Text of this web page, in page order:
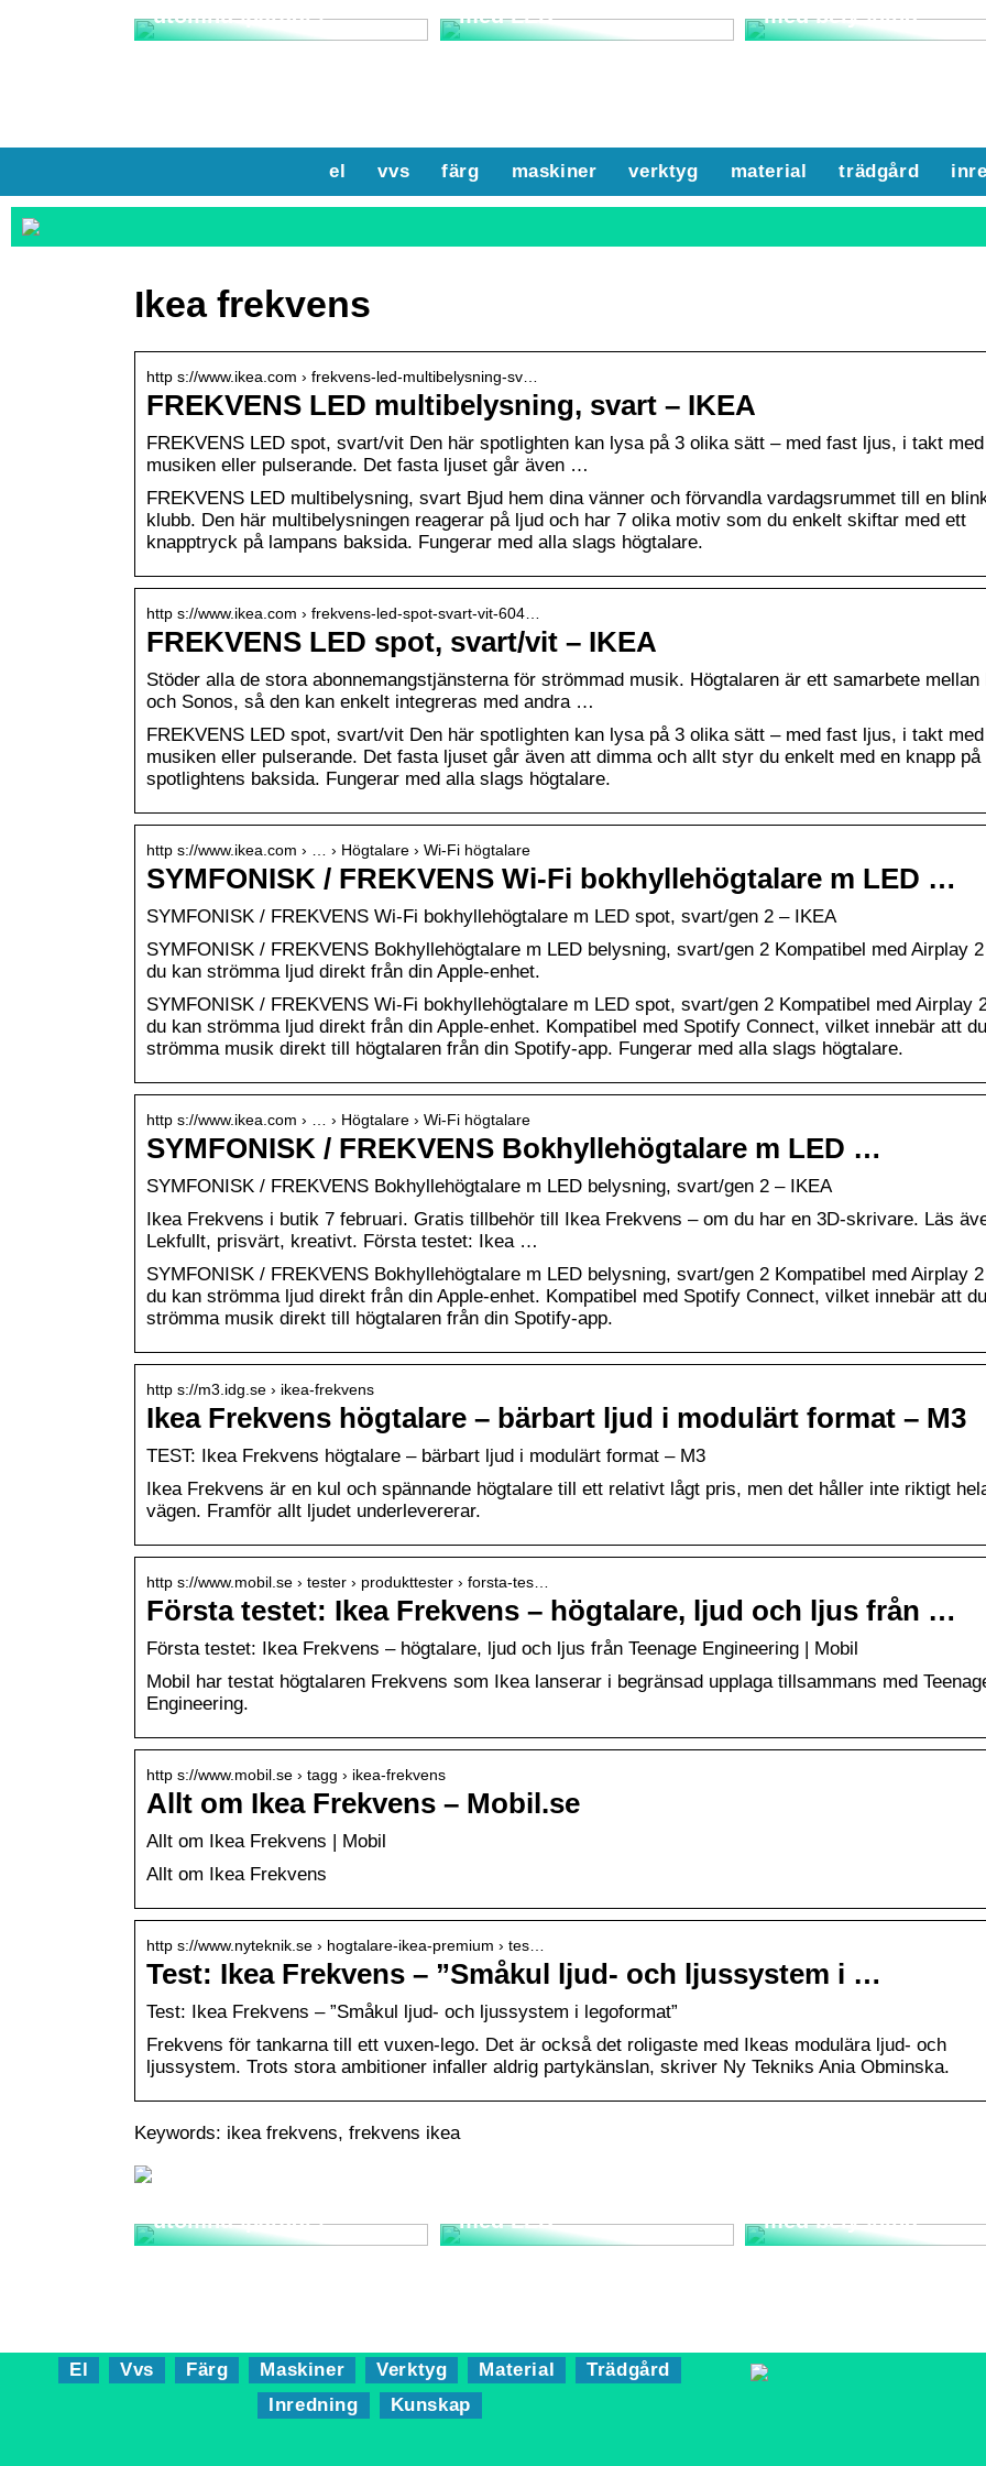
utomhusparadis
med LED
med belysning
el vvs färg maskiner verktyg material trädgård
Ikea frekvens
http s://www.ikea.com › frekvens-led-multibelysning-sv…
FREKVENS LED multibelysning, svart – IKEA
FREKVENS LED spot, svart/vit Den här spotlighten kan lysa på 3 olika sätt – med fast ljus, i takt med
musiken eller pulserande. Det fasta ljuset går även …
FREKVENS LED multibelysning, svart Bjud hem dina vänner och förvandla vardagsrummet till en
klubb. Den här multibelysningen reagerar på ljud och har 7 olika motiv som du enkelt skiftar med ett
knapptryck på lampans baksida. Fungerar med alla slags högtalare.
http s://www.ikea.com › frekvens-led-spot-svart-vit-604…
FREKVENS LED spot, svart/vit – IKEA
Stöder alla de stora abonnemangstjänsterna för strömmad musik. Högtalaren är ett samarbete mellan
och Sonos, så den kan enkelt integreras med andra …
FREKVENS LED spot, svart/vit Den här spotlighten kan lysa på 3 olika sätt – med fast ljus, i takt med
musiken eller pulserande. Det fasta ljuset går även att dimma och allt styr du enkelt med en knapp på
spotlightens baksida. Fungerar med alla slags högtalare.
http s://www.ikea.com › … › Högtalare › Wi-Fi högtalare
SYMFONISK / FREKVENS Wi-Fi bokhyllehögtalare m LED …
SYMFONISK / FREKVENS Wi-Fi bokhyllehögtalare m LED spot, svart/gen 2 – IKEA
SYMFONISK / FREKVENS Bokhyllehögtalare m LED belysning, svart/gen 2 Kompatibel med Airplay
du kan strömma ljud direkt från din Apple-enhet.
SYMFONISK / FREKVENS Wi-Fi bokhyllehögtalare m LED spot, svart/gen 2 Kompatibel med Airplay
du kan strömma ljud direkt från din Apple-enhet. Kompatibel med Spotify Connect, vilket innebär att
strömma musik direkt till högtalaren från din Spotify-app. Fungerar med alla slags högtalare.
http s://www.ikea.com › … › Högtalare › Wi-Fi högtalare
SYMFONISK / FREKVENS Bokhyllehögtalare m LED …
SYMFONISK / FREKVENS Bokhyllehögtalare m LED belysning, svart/gen 2 – IKEA
Ikea Frekvens i butik 7 februari. Gratis tillbehör till Ikea Frekvens – om du har en 3D-skrivare. Läs
Lekfullt, prisvärt, kreativt. Första testet: Ikea …
SYMFONISK / FREKVENS Bokhyllehögtalare m LED belysning, svart/gen 2 Kompatibel med Airplay
du kan strömma ljud direkt från din Apple-enhet. Kompatibel med Spotify Connect, vilket innebär att
strömma musik direkt till högtalaren från din Spotify-app.
http s://m3.idg.se › ikea-frekvens
Ikea Frekvens högtalare – bärbart ljud i modulärt format – M3
TEST: Ikea Frekvens högtalare – bärbart ljud i modulärt format – M3
Ikea Frekvens är en kul och spännande högtalare till ett relativt lågt pris, men det håller inte riktigt
vägen. Framför allt ljudet underlevererar.
http s://www.mobil.se › tester › produkttester › forsta-tes…
Första testet: Ikea Frekvens – högtalare, ljud och ljus från …
Första testet: Ikea Frekvens – högtalare, ljud och ljus från Teenage Engineering | Mobil
Mobil har testat högtalaren Frekvens som Ikea lanserar i begränsad upplaga tillsammans med
Engineering.
http s://www.mobil.se › tagg › ikea-frekvens
Allt om Ikea Frekvens – Mobil.se
Allt om Ikea Frekvens | Mobil
Allt om Ikea Frekvens
http s://www.nyteknik.se › hogtalare-ikea-premium › tes…
Test: Ikea Frekvens – ”Småkul ljud- och ljussystem i …
Test: Ikea Frekvens – ”Småkul ljud- och ljussystem i legoformat”
Frekvens för tankarna till ett vuxen-lego. Det är också det roligaste med Ikeas modulära ljud- och
ljussystem. Trots stora ambitioner infaller aldrig partykänslan, skriver Ny Tekniks Ania Obminska.
Keywords: ikea frekvens, frekvens ikea
utomhusparadis
med LED
med belysning
El Vvs Färg Maskiner Verktyg Material
Trädgård
Inredning
Kunskap